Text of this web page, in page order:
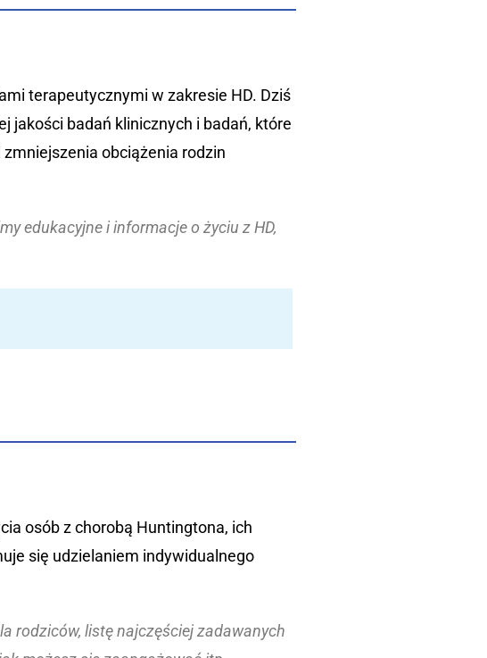
terapeutycznymi w zakresie HD. Dziś
jakości badań klinicznych i badań, które
obciążenia rodzin
edukacyjne i informacje o życiu z HD,
osób z chorobą Huntingtona, ich
się udzielaniem indywidualnego
rodziców, listę najczęściej zadawanych